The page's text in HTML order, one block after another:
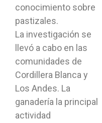
conocimiento sobre
pastizales.
La investigación se
llevó a cabo en las
comunidades de
Cordillera Blanca y
Los Andes. La
ganadería la principal
actividad